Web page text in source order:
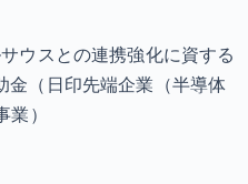
ウスとの連携強化に資する
金（日印先端企業（半導体
）